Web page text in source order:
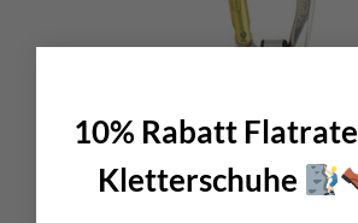
10% Rabatt
Kletterschuhe